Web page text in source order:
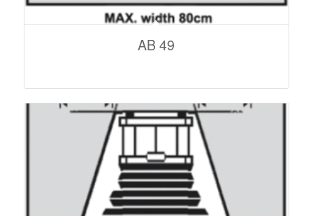
AB 49